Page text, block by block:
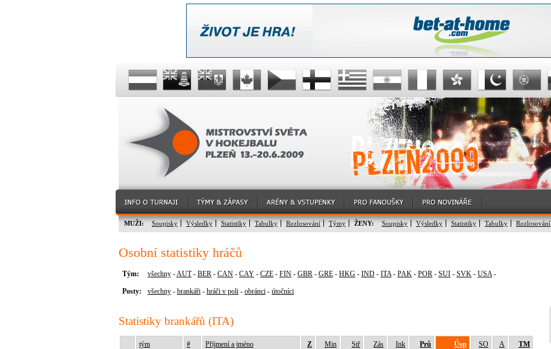
MUŽI: Soupisky Výsledky Statistiky Tabulky Rozlosování Týmy ŽENY: Soupisky Výsledky Statistiky Tabulky Rozlosování
Osobní statistiky hráčů
Tým: všechny -AUT- BER - CAN - CAY - CZE - FIN - GBR - GRE - HKG - IND - ITA- PAK - POR - SUI - SVK - USA-
Posty: všechny - brankáři - hráči v poli - obránci - útočníci
Statistiky brankářů (ITA)
tým # Příjmení a jméno Z Min Stř Zás Ink Prů Úsp SO A TM